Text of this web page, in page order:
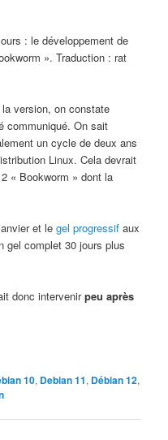
: le développement de
». Traduction : rat
la version, on constate
communiqué. On sait
un cycle de deux ans
Linux. Cela devrait
« Bookworm » dont la
et legel progressif aux
gel complet 30 jours plus
donc intervenirpeu après
10, Debian 11, Débian 12,